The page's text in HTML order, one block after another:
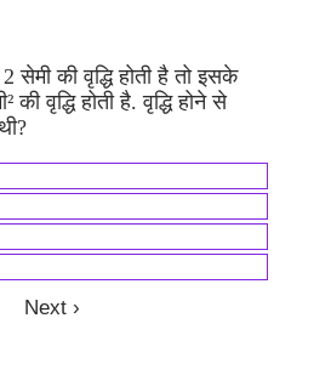
सेमी की वृद्धि होती है तो इसके
वृद्धि होती है. वृद्धि होने से